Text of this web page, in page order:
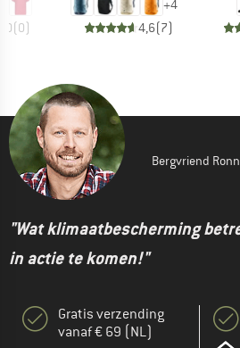
(0)
+4
4,6(7)
Bergvriend
"Wat klimaatbescherming
in actie te komen!"
Gratis verzending
vanaf € 69 (NL)